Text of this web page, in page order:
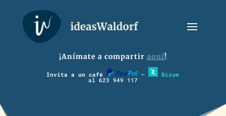
¡Anímate a compartir aquí!
Invita a un café – Bizum
al 623 949 117